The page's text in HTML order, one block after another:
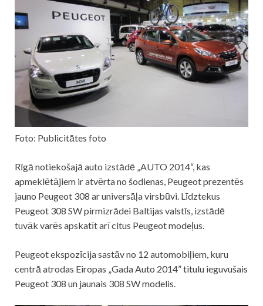
Foto: Publicitātes foto
Rīgā notiekošajā auto izstādē „AUTO 2014“, kas
apmeklētājiem ir atvērta no šodienas, Peugeot prezentēs
jauno Peugeot 308 ar universāļa virsbūvi. Līdztekus
Peugeot 308 SW pirmizrādei Baltijas valstīs, izstādē
tuvāk varēs apskatīt arī citus Peugeot modeļus.
Peugeot ekspozīcija sastāv no 12 automobiļiem, kuru
centrā atrodas Eiropas „Gada Auto 2014” titulu ieguvušais
Peugeot 308 un jaunais 308 SW modelis.